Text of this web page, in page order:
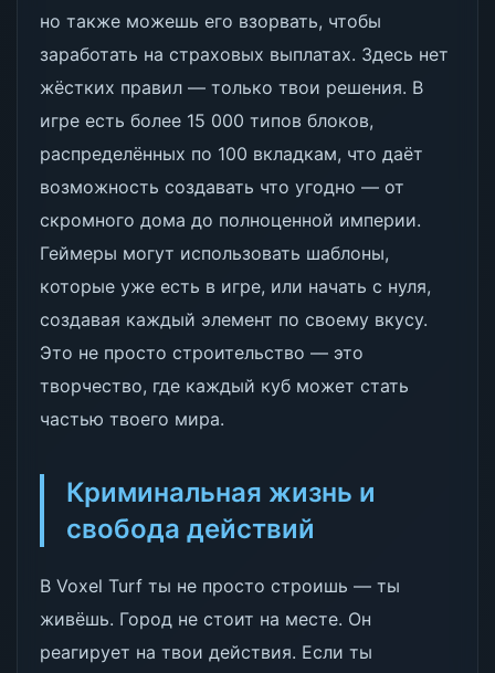
но также можешь его взорвать, чтобы
заработать на страховых выплатах. Здесь нет
жёстких правил — только твои решения. В
игре есть более 15 000 типов блоков,
распределённых по 100 вкладкам, что даёт
возможность создавать что угодно — от
скромного дома до полноценной империи.
Геймеры могут использовать шаблоны,
которые уже есть в игре, или начать с нуля,
создавая каждый элемент по своему вкусу.
Это не просто строительство — это
творчество, где каждый куб может стать
частью твоего мира.
Криминальная жизнь и
свобода действий
В Voxel Turf ты не просто строишь — ты
живёшь. Город не стоит на месте. Он
реагирует на твои действия. Если ты